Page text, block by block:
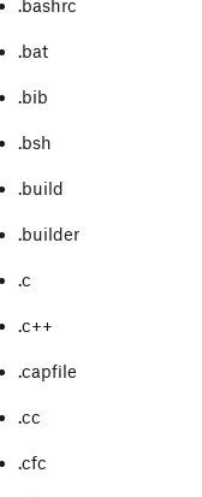
.bashrc
.bat
.bib
.bsh
.build
.builder
.c
.c++
.capfile
.cc
.cfc